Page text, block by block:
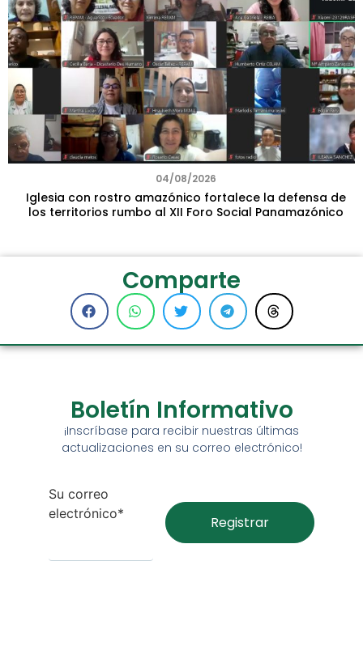
04/08/2026
Iglesia con rostro amazónico fortalece la defensa de
los territorios rumbo al XII Foro Social Panamazónico
Comparte
Boletín Informativo
¡Inscríbase para recibir nuestras últimas
actualizaciones en su correo electrónico!
Su correo
electrónico*